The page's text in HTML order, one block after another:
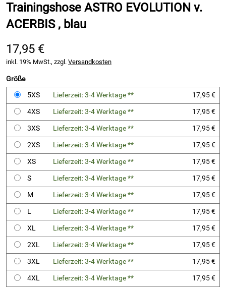
Trainingshose ASTRO EVOLUTION v.
ACERBIS , blau
17,95 €
inkl. 19% MwSt., zzgl. Versandkosten
Größe
5XS
Lieferzeit: 3-4 Werktage **
17,95 €
4XS
Lieferzeit: 3-4 Werktage **
17,95 €
3XS
Lieferzeit: 3-4 Werktage **
17,95 €
2XS
Lieferzeit: 3-4 Werktage **
17,95 €
XS
Lieferzeit: 3-4 Werktage **
17,95 €
S
Lieferzeit: 3-4 Werktage **
17,95 €
M
Lieferzeit: 3-4 Werktage **
17,95 €
L
Lieferzeit: 3-4 Werktage **
17,95 €
XL
Lieferzeit: 3-4 Werktage **
17,95 €
2XL
Lieferzeit: 3-4 Werktage **
17,95 €
3XL
Lieferzeit: 3-4 Werktage **
17,95 €
4XL
Lieferzeit: 3-4 Werktage ** 17,95 €